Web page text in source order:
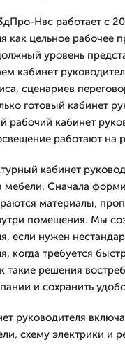
Нвс работает с
как цельное рабочее
уровень
кабинет
сценариев
готовый кабинет
рабочий кабинет
работают на
кабинет
мебели. Сначала
материалы,
помещения. Мы
если нужен
когда требуется
такие решения
и сохранить
руководителя
схему электрики и